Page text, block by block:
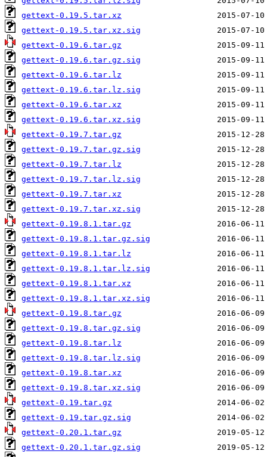
gettext-0.19.5.tar.xz
gettext-0.19.5.tar.xz.sig
gettext-0.19.6.tar.gz
gettext-0.19.6.tar.gz.sig
gettext-0.19.6.tar.lz
gettext-0.19.6.tar.lz.sig
gettext-0.19.6.tar.xz
gettext-0.19.6.tar.xz.sig
gettext-0.19.7.tar.gz
gettext-0.19.7.tar.gz.sig
gettext-0.19.7.tar.lz
gettext-0.19.7.tar.lz.sig
gettext-0.19.7.tar.xz
gettext-0.19.7.tar.xz.sig
gettext-0.19.8.1.tar.gz
gettext-0.19.8.1.tar.gz.sig
gettext-0.19.8.1.tar.lz
gettext-0.19.8.1.tar.lz.sig
gettext-0.19.8.1.tar.xz
gettext-0.19.8.1.tar.xz.sig
gettext-0.19.8.tar.gz
gettext-0.19.8.tar.gz.sig
gettext-0.19.8.tar.lz
gettext-0.19.8.tar.lz.sig
gettext-0.19.8.tar.xz
gettext-0.19.8.tar.xz.sig
gettext-0.19.tar.gz
gettext-0.19.tar.gz.sig
gettext-0.20.1.tar.gz
gettext-0.20.1.tar.gz.sig